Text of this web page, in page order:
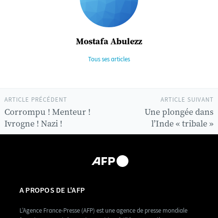
Mostafa Abulezz
Tous ses articles
ARTICLE SUIVANT
Une plongée dans
l’Inde « tribale »
ARTICLE PRÉCÉDENT
Corrompu ! Menteur !
Ivrogne ! Nazi !
A PROPOS DE L'AFP
L’Agence France-Presse (AFP) est une agence de presse mondiale